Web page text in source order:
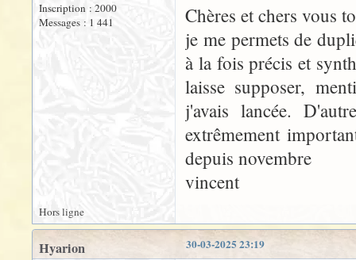
Inscription : 2000
Messages : 1 441
Chères et chers vous
je me permets de
à la fois précis et
laisse supposer,
j'avais lancée.
extrêmement
depuis novembre
vincent
Hors ligne
30-03-2025 23:19
Hyarion